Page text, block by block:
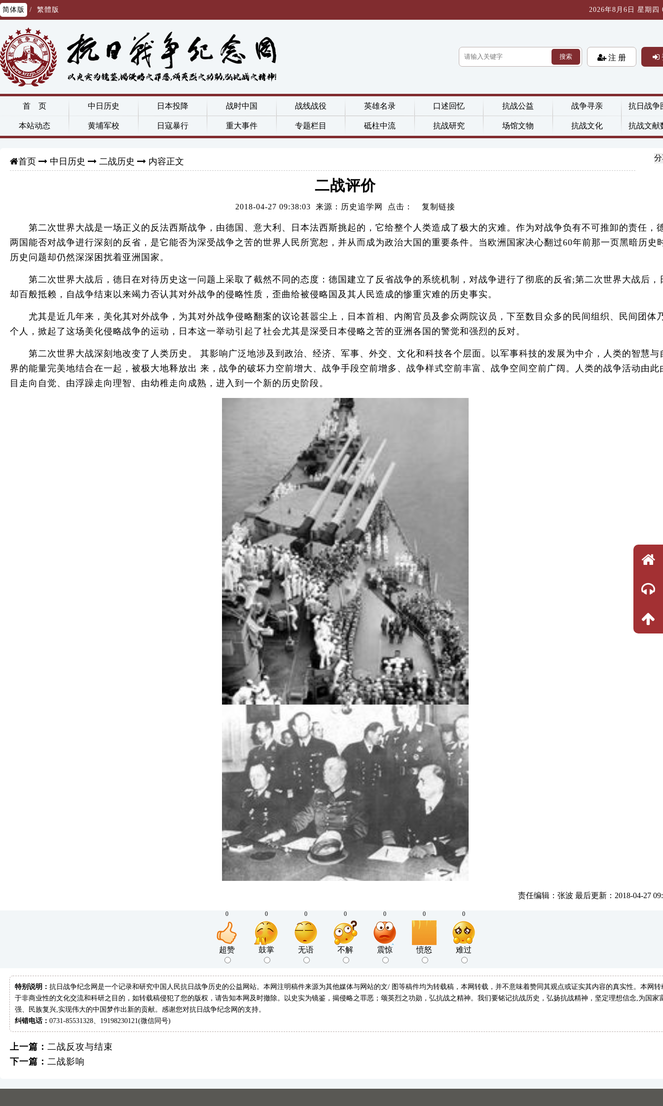
简体版 / 繁體版 2026年8月6日 星期四
搜索 注 册
首 页 中日历史 日本投降 战时中国 战线战役 英雄名录 口述回忆 抗战公益 战争寻亲 抗日战争
本站动态 黄埔军校 日寇暴行 重大事件 专题栏目 砥柱中流 抗战研究 场馆文物 抗战文化 抗战文献
首页 中日历史 二战历史 内容正文
二战评价
2018-04-27 09:38:03 来源：历史追学网 点击： 复制链接
第二次世界大战是一场正义的反法西斯战争，由德国、意大利、日本法西斯挑起的，它给整个人类造成了极大的灾难。作为对战争负有不可推卸的责任，
两国能否对战争进行深刻的反省，是它能否为深受战争之苦的世界人民所宽恕，并从而成为政治大国的重要条件。当欧洲国家决心翻过60年前那一页黑暗历史
历史问题却仍然深深困扰着亚洲国家。
第二次世界大战后，德日在对待历史这一问题上采取了截然不同的态度：德国建立了反省战争的系统机制，对战争进行了彻底的反省;第二次世界大战后，
却百般抵赖，自战争结束以来竭力否认其对外战争的侵略性质，歪曲给被侵略国及其人民造成的惨重灾难的历史事实。
尤其是近几年来，美化其对外战争，为其对外战争侵略翻案的议论甚嚣尘上，日本首相、内阁官员及参众两院议员，下至数目众多的民间组织、民间团体
个人，掀起了这场美化侵略战争的运动，日本这一举动引起了社会尤其是深受日本侵略之苦的亚洲各国的警觉和强烈的反对。
第二次世界大战深刻地改变了人类历史。 其影响广泛地涉及到政治、经济、军事、外交、文化和科技各个层面。以军事科技的发展为中介，人类的智慧与
界的能量完美地结合在一起，被极大地释放出 来，战争的破坏力空前增大、战争手段空前增多、战争样式空前丰富、战争空间空前广阔。人类的战争活动由此
目走向自觉、由浮躁走向理智、由幼稚走向成熟，进入到一个新的历史阶段。
责任编辑：张波 最后更新：2018-04-27
0
超赞
0
鼓掌
0
无语
0
不解
0
震惊
0
愤怒
0
难过
特别说明： 抗日战争纪念网是一个记录和研究中国人民抗日战争历史的公益网站。本网注明稿件来源为其他媒体与网站的文/ 图等稿件均为转载稿，本网转载，并不意味着赞同其观点或证实其内容的真实性。本网转
于非商业性的文化交流和科研之目的，如转载稿侵犯了您的版权，请告知本网及时撤除。以史实为镜鉴，揭侵略之罪恶；颂英烈之功勋，弘抗战之精神。我们要铭记抗战历史，弘扬抗战精神，坚定理想信念,为国家
强、民族复兴,实现伟大的中国梦作出新的贡献。感谢您对抗日战争纪念网的支持。
纠错电话： 0731-85531328、19198230121(微信同号)
上一篇： 二战反攻与结束
下一篇： 二战影响